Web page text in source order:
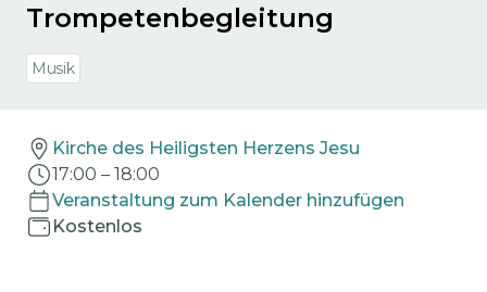
Trompetenbegleitung
Musik
Kirche des Heiligsten Herzens Jesu
17:00 – 18:00
Veranstaltung zum Kalender hinzufügen
Kostenlos